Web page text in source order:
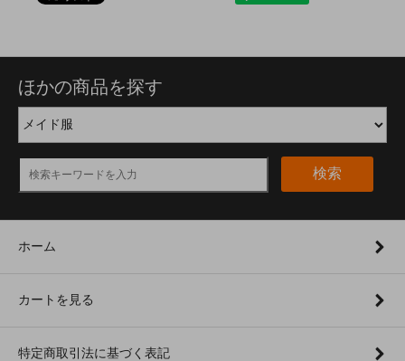
ほかの商品を探す
検索
ホーム
カートを見る
特定商取引法に基づく表記